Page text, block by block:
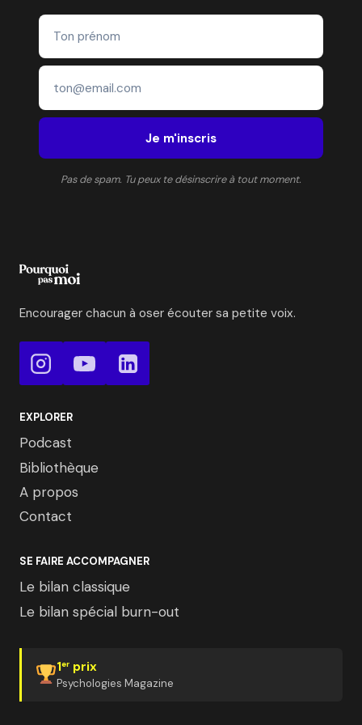
Je m'inscris
Pas de spam. Tu peux te désinscrire à tout moment.
Encourager chacun à oser écouter sa petite voix.
EXPLORER
Podcast
Bibliothèque
A propos
Contact
SE FAIRE ACCOMPAGNER
Le bilan classique
Le bilan spécial burn-out
1er prix
Psychologies Magazine